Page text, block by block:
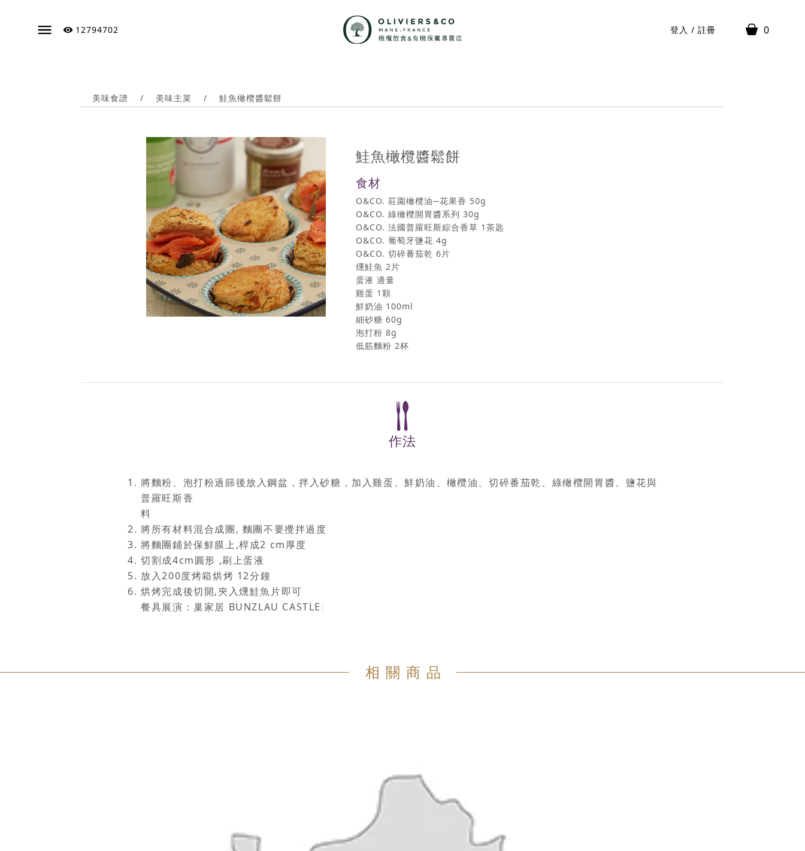
12794702 登入 / 註冊 0
美味食譜 / 美味主菜 / 鮭魚橄欖醬鬆餅
鮭魚橄欖醬鬆餅
食材
O&CO. 莊園橄欖油─花果香 50g
O&CO. 綠橄欖開胃醬系列 30g
O&CO. 法國普羅旺斯綜合香草 1茶匙
O&CO. 葡萄牙鹽花 4g
O&CO. 切碎番茄乾 6片
燻鮭魚 2片
蛋液 適量
雞蛋 1顆
鮮奶油 100ml
細砂糖 60g
泡打粉 8g
低筋麵粉 2杯
作法
將麵粉、泡打粉過篩後放入鋼盆，拌入砂糖，加入雞蛋、鮮奶油、橄欖油、切碎番茄乾、綠橄欖開胃醬、鹽花與
普羅旺斯香
料
將所有材料混合成團, 麵團不要攪拌過度
將麵團鋪於保鮮膜上,桿成2 cm厚度
切割成4cm圓形 ,刷上蛋液
放入200度烤箱烘烤 12分鐘
烘烤完成後切開,夾入燻鮭魚片即可
餐具展演：巢家居 BUNZLAU CASTLE
相關商品